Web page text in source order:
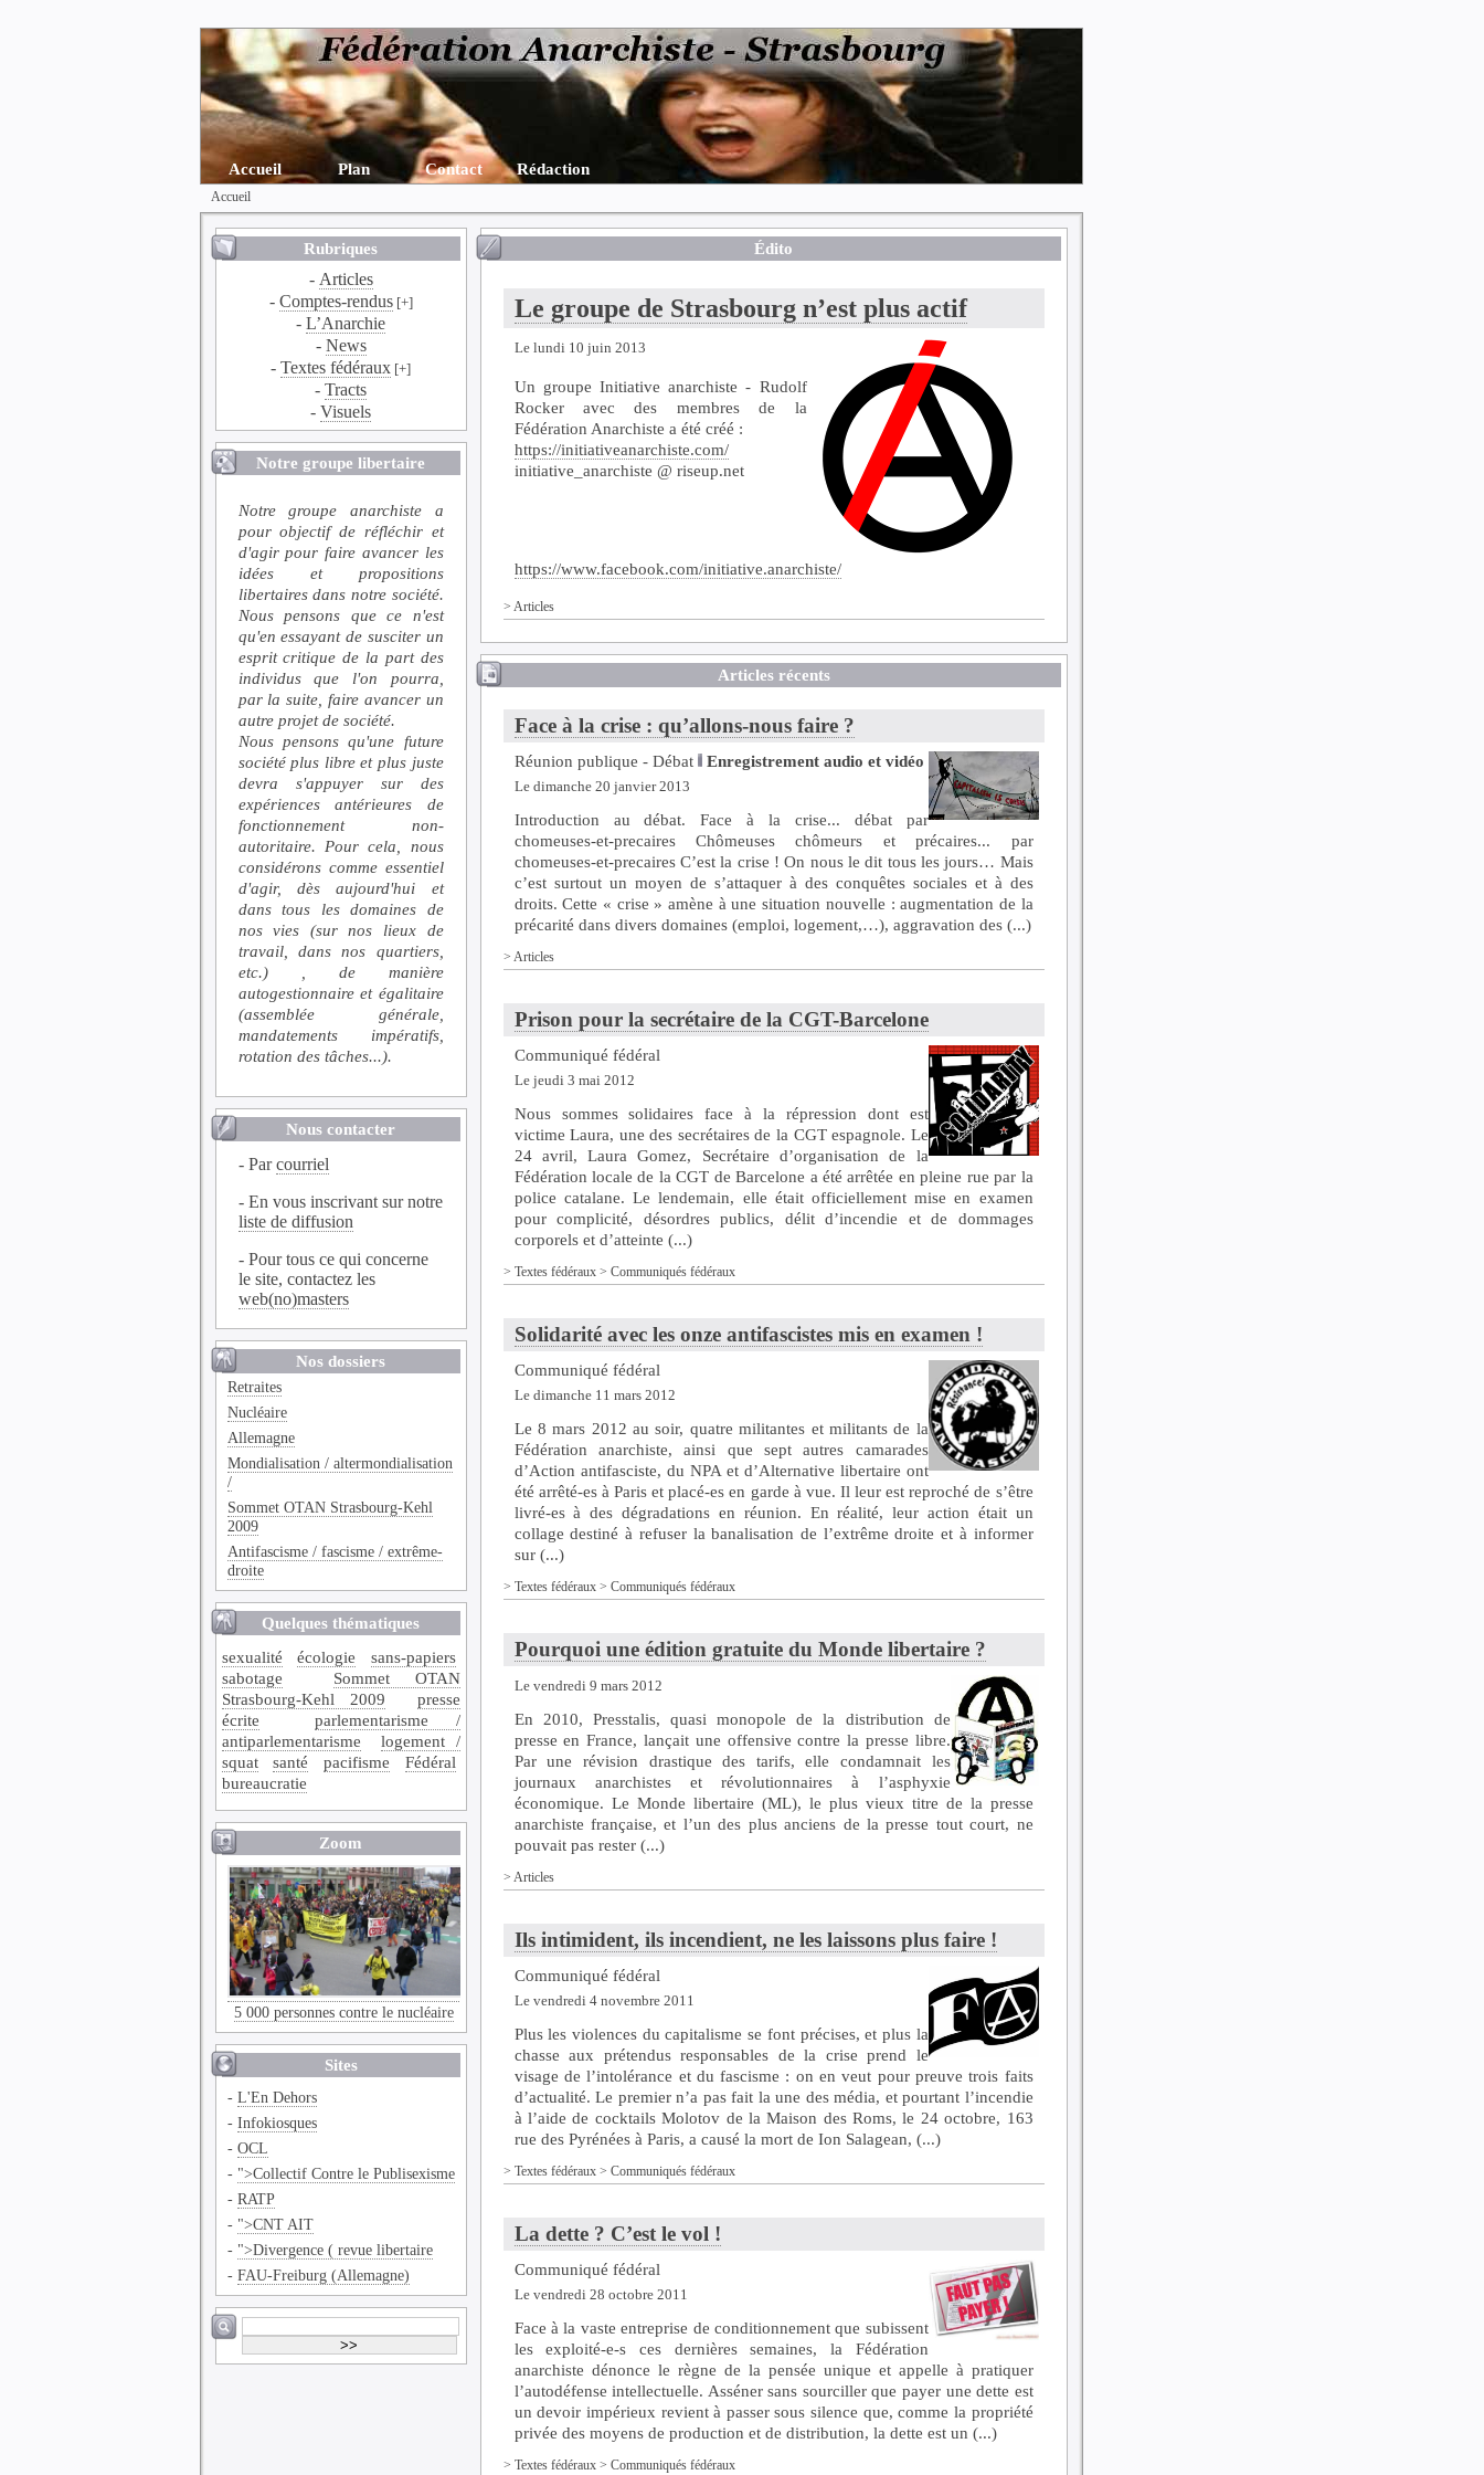
Accueil Plan Contact Rédaction
Accueil
Rubriques
- Articles
- Comptes-rendus[+]
-L’Anarchie
- News
-Textes fédéraux [+]
-Tracts
-Visuels
Notre groupe libertaire
Notre groupe anarchiste a
pour objectif de réfléchir et
d'agir pour faire avancer les
idées et propositions
libertaires dans notre société.
Nous pensons que ce n'est
qu'en essayant de susciter un
esprit critique de la part des
individus que l'on pourra,
par la suite, faire avancer un
autre projet de société.
Nous pensons qu'une future
société plus libre et plus juste
devra s'appuyer sur des
expériences antérieures de
fonctionnement non-
autoritaire. Pour cela, nous
considérons comme essentiel
d'agir, dès aujourd'hui et
dans tous les domaines de
nos vies (sur nos lieux de
travail, dans nos quartiers,
etc.) , de manière
autogestionnaire et égalitaire
(assemblée générale,
mandatements impératifs,
rotation des tâches...).
Nous contacter
- Parcourriel
- En vous inscrivant sur notre
liste de diffusion
- Pour tous ce qui concerne
le site, contactez les
web(no)masters
Nos dossiers
Retraites
Nucléaire
Allemagne
Mondialisation / altermondialisation
/
Sommet OTAN Strasbourg-Kehl
2009
Antifascisme / fascisme / extrême-
droite
Quelques thématiques
sexualité
écologie
sans-papiers
sabotage
Sommet OTAN
Strasbourg-Kehl 2009
presse
écrite
parlementarisme /
antiparlementarisme
logement /
squat
santé pacifisme
Fédéral
bureaucratie
Zoom
5 000 personnes contre le nucléaire
Sites
- L'En Dehors
- Infokiosques
- OCL
- ">Collectif Contre le Publisexisme
- RATP
- ">CNT AIT
- ">Divergence ( revue libertaire
- FAU-Freiburg (Allemagne)
Édito
Le groupe de Strasbourg n’est plus actif
Le lundi 10 juin 2013
Un groupe Initiative anarchiste - Rudolf
Rocker avec des membres de la
Fédération Anarchiste a été créé :
https://initiativeanarchiste.com/
initiative_anarchiste @ riseup.net
https://www.facebook.com/initiative.anarchiste/
> Articles
Articles récents
Face à la crise : qu’allons-nous faire ?
Réunion publique - Débat Enregistrement audio et vidéo
Le dimanche 20 janvier 2013
Introduction au débat. Face à la crise... débat par
chomeuses-et-precaires Chômeuses chômeurs et précaires... par
chomeuses-et-precaires C’est la crise ! On nous le dit tous les jours… Mais
c’est surtout un moyen de s’attaquer à des conquêtes sociales et à des
droits. Cette « crise » amène à une situation nouvelle : augmentation de la
précarité dans divers domaines (emploi, logement,…), aggravation des (...)
> Articles
Prison pour la secrétaire de la CGT-Barcelone
Communiqué fédéral
Le jeudi 3 mai 2012
Nous sommes solidaires face à la répression dont est
victime Laura, une des secrétaires de la CGT espagnole. Le
24 avril, Laura Gomez, Secrétaire d’organisation de la
Fédération locale de la CGT de Barcelone a été arrêtée en pleine rue par la
police catalane. Le lendemain, elle était officiellement mise en examen
pour complicité, désordres publics, délit d’incendie et de dommages
corporels et d’atteinte (...)
> Textes fédéraux> Communiqués fédéraux
Solidarité avec les onze antifascistes mis en examen !
Communiqué fédéral
Le dimanche 11 mars 2012
Le 8 mars 2012 au soir, quatre militantes et militants de la
Fédération anarchiste, ainsi que sept autres camarades
d’Action antifasciste, du NPA et d’Alternative libertaire ont
été arrêté-es à Paris et placé-es en garde à vue. Il leur est reproché de s’être
livré-es à des dégradations en réunion. En réalité, leur action était un
collage destiné à refuser la banalisation de l’extrême droite et à informer
sur (...)
> Textes fédéraux> Communiqués fédéraux
Pourquoi une édition gratuite du Monde libertaire ?
Le vendredi 9 mars 2012
En 2010, Presstalis, quasi monopole de la distribution de
presse en France, lançait une offensive contre la presse libre.
Par une révision drastique des tarifs, elle condamnait les
journaux anarchistes et révolutionnaires à l’asphyxie
économique. Le Monde libertaire (ML), le plus vieux titre de la presse
anarchiste française, et l’un des plus anciens de la presse tout court, ne
pouvait pas rester (...)
> Articles
Ils intimident, ils incendient, ne les laissons plus faire !
Communiqué fédéral
Le vendredi 4 novembre 2011
Plus les violences du capitalisme se font précises, et plus la
chasse aux prétendus responsables de la crise prend le
visage de l’intolérance et du fascisme : on en veut pour preuve trois faits
d’actualité. Le premier n’a pas fait la une des média, et pourtant l’incendie
à l’aide de cocktails Molotov de la Maison des Roms, le 24 octobre, 163
rue des Pyrénées à Paris, a causé la mort de Ion Salagean, (...)
> Textes fédéraux> Communiqués fédéraux
La dette ? C’est le vol !
Communiqué fédéral
Le vendredi 28 octobre 2011
Face à la vaste entreprise de conditionnement que subissent
les exploité-e-s ces dernières semaines, la Fédération
anarchiste dénonce le règne de la pensée unique et appelle à pratiquer
l’autodéfense intellectuelle. Asséner sans sourciller que payer une dette est
un devoir impérieux revient à passer sous silence que, comme la propriété
privée des moyens de production et de distribution, la dette est un (...)
> Textes fédéraux> Communiqués fédéraux